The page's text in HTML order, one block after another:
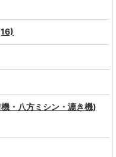
・八方ミシン・漉き機)